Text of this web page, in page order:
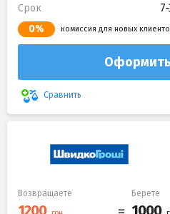
Срок
0% комиссия для новых
Оформить
Сравнить
Возвращаете Берете